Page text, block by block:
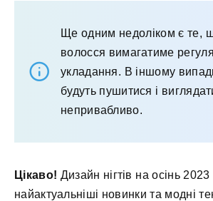
Ще одним недоліком є те,
волосся вимагатиме
укладання. В іншому
будуть пушитися і
непривабливо.
Цікаво! Дизайн нігтів на осінь
найактуальніші новинки та модні